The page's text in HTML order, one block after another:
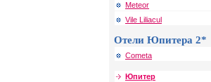
Meteor
Vile Liliacul
Отели Юпитера 2*
Cometa
Юпитер